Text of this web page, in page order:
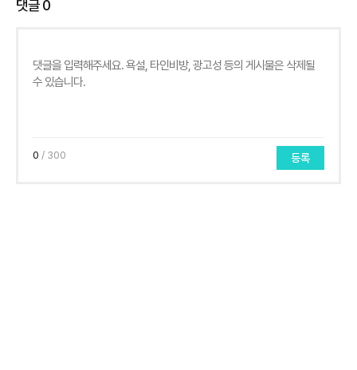
댓글0
0 / 300 등록